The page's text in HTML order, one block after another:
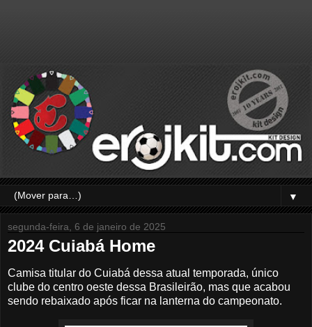
▼
segunda-feira, 6 de janeiro de 2025
2024 Cuiabá Home
Camisa titular do Cuiabá dessa atual temporada, único
clube do centro oeste dessa Brasileirão, mas que acabou
sendo rebaixado após ficar na lanterna do campeonato.